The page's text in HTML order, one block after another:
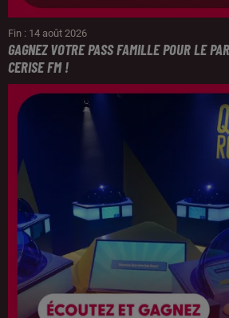
Fin : 14 août 2026
GAGNEZ VOTRE PASS FAMILLE POUR LE
CERISE FM !